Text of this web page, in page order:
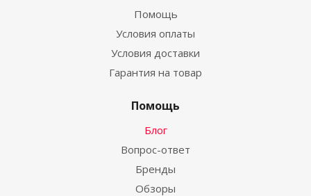
Помощь
Условия оплаты
Условия доставки
Гарантия на товар
Помощь
Блог
Вопрос-ответ
Бренды
Обзоры